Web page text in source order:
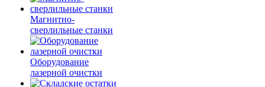
Магнитно-
сверлильные станки
Оборудование
лазерной очистки